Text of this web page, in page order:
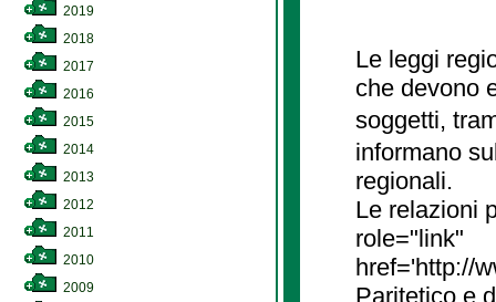
2019
2018
2017
2016
2015
2014
2013
2012
2011
2010
2009
Le leggi
che devono
soggetti,
informano
regionali.
Le relazioni
role="link"
href='http://
Paritetico e